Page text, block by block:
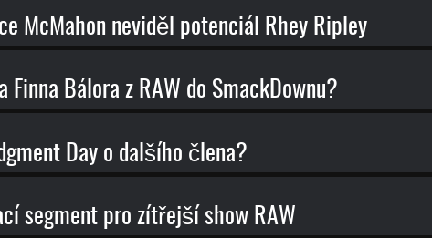
McMahon neviděl potenciál Rhey Ripley
Finna Bálora z RAW do SmackDownu?
Day o dalšího člena?
segment pro zítřejší show RAW